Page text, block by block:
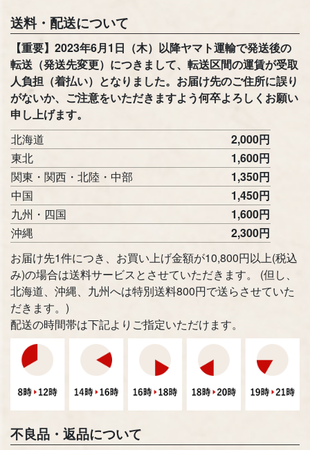
送料・配送について
【重要】2023年6月1日（木）以降ヤマト運輸で発送後の
転送（発送先変更）につきまして、転送区間の運賃が受取
人負担（着払い）となりました。お届け先のご住所に誤り
がないか、ご注意をいただきますよう何卒よろしくお願い
申し上げます。
北海道
2,000円
東北
1,600円
関東・関西・北陸・中部
1,350円
中国
1,450円
九州・四国
1,600円
沖縄
2,300円
お届け先1件につき、お買い上げ金額が10,800円以上(税込
み)の場合は送料サービスとさせていただきます。 (但し、
北海道、沖縄、九州へは特別送料800円で送らさせていた
だきます。)
配送の時間帯は下記よりご指定いただけます。
不良品・返品について